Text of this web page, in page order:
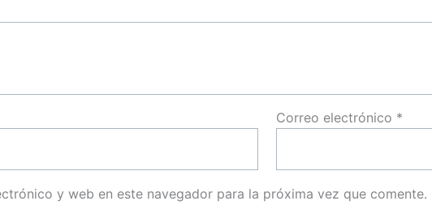
Correo electrónico *
y web en este navegador para la próxima vez que comente.